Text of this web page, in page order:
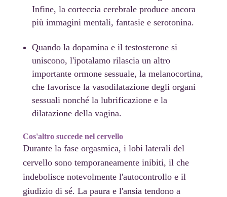
Infine, la corteccia cerebrale produce ancora
più immagini mentali, fantasie e serotonina.
Quando la dopamina e il testosterone si
uniscono, l'ipotalamo rilascia un altro
importante ormone sessuale, la melanocortina,
che favorisce la vasodilatazione degli organi
sessuali nonché la lubrificazione e la
dilatazione della vagina.
Cos'altro succede nel cervello
Durante la fase orgasmica, i lobi laterali del
cervello sono temporaneamente inibiti, il che
indebolisce notevolmente l'autocontrollo e il
giudizio di sé. La paura e l'ansia tendono a